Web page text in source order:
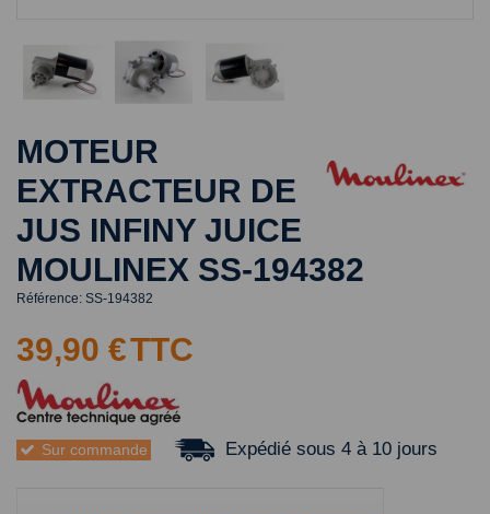
MOTEUR
EXTRACTEUR DE
JUS INFINY JUICE
MOULINEX SS-194382
Référence: SS-194382
39,90 €TTC
Sur commande Expédié sous 4 à 10 jours